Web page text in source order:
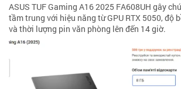
ASUS TUF Gaming A16 2025 FA608UH gây
tầm trung với hiệu năng từ GPU RTX 5050, độ
và thời lượng pin văn phòng lên đến 14 giờ.